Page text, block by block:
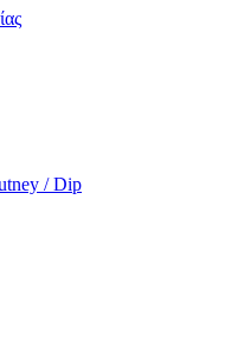
/ Dip